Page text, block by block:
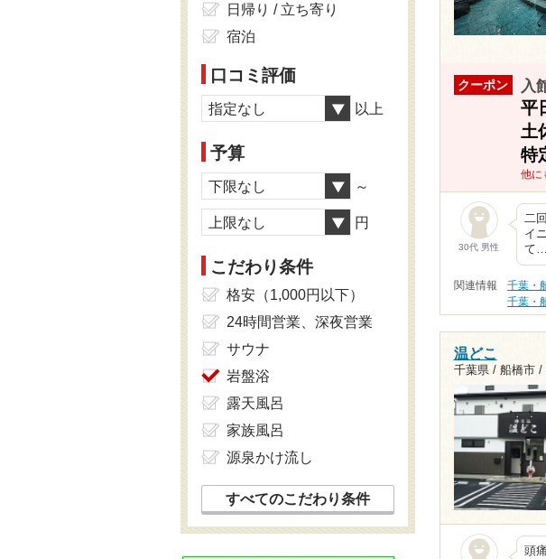
クーポン 入
平
土
特
他に
30代 男性
二
イ
て…
関連情報 千葉・
千葉・
温どこ
千葉県 / 船橋市 /
頭
日帰り / 立ち寄り
宿泊
口コミ評価
指定なし 以上
予算
下限なし ～
上限なし 円
こだわり条件
格安（1,000円以下）
24時間営業、深夜営業
サウナ
岩盤浴
露天風呂
家族風呂
源泉かけ流し
すべてのこだわり条件